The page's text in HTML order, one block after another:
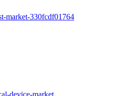
market-330fcdf01764
device-market